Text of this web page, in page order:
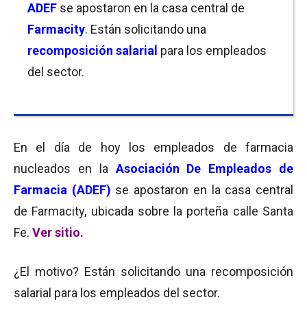
ADEF se apostaron en la casa central de
Farmacity. Están solicitando una
recomposición salarial para los empleados
del sector.
En el día de hoy los empleados de farmacia
nucleados en la Asociación De Empleados de
Farmacia (ADEF) se apostaron en la casa central
de Farmacity, ubicada sobre la porteña calle Santa
Fe. Ver sitio.
¿El motivo? Están solicitando una recomposición
salarial para los empleados del sector.